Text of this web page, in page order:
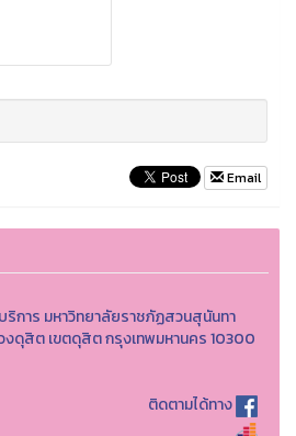
Email
การ มหาวิทยาลัยราชภัฏสวนสุนันทา
งดุสิต เขตดุสิต กรุงเทพมหานคร 10300
ติดตามได้ทาง